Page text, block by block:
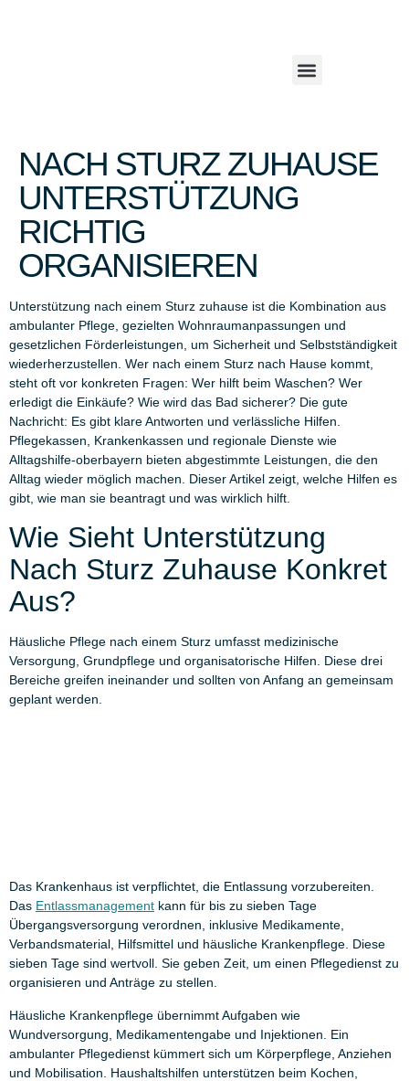
NACH STURZ ZUHAUSE
UNTERSTÜTZUNG
RICHTIG
ORGANISIEREN
Unterstützung nach einem Sturz zuhause ist die Kombination aus
ambulanter Pflege, gezielten Wohnraumanpassungen und
gesetzlichen Förderleistungen, um Sicherheit und Selbstständigkeit
wiederherzustellen. Wer nach einem Sturz nach Hause kommt,
steht oft vor konkreten Fragen: Wer hilft beim Waschen? Wer
erledigt die Einkäufe? Wie wird das Bad sicherer? Die gute
Nachricht: Es gibt klare Antworten und verlässliche Hilfen.
Pflegekassen, Krankenkassen und regionale Dienste wie
Alltagshilfe-oberbayern bieten abgestimmte Leistungen, die den
Alltag wieder möglich machen. Dieser Artikel zeigt, welche Hilfen es
gibt, wie man sie beantragt und was wirklich hilft.
Wie Sieht Unterstützung
Nach Sturz Zuhause Konkret
Aus?
Häusliche Pflege nach einem Sturz umfasst medizinische
Versorgung, Grundpflege und organisatorische Hilfen. Diese drei
Bereiche greifen ineinander und sollten von Anfang an gemeinsam
geplant werden.
Das Krankenhaus ist verpflichtet, die Entlassung vorzubereiten.
Das Entlassmanagement kann für bis zu sieben Tage
Übergangsversorgung verordnen, inklusive Medikamente,
Verbandsmaterial, Hilfsmittel und häusliche Krankenpflege. Diese
sieben Tage sind wertvoll. Sie geben Zeit, um einen Pflegedienst zu
organisieren und Anträge zu stellen.
Häusliche Krankenpflege übernimmt Aufgaben wie
Wundversorgung, Medikamentengabe und Injektionen. Ein
ambulanter Pflegedienst kümmert sich um Körperpflege, Anziehen
und Mobilisation. Haushaltshilfen unterstützen beim Kochen,